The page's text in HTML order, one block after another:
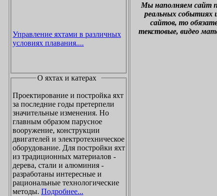
Управление яхтами в различных
условиях плавания....
О яхтах и катерах
Проектирование и постройка яхт
за последние годы претерпели
значительные изменения. Но
главным образом парусное
вооружение, конструкции
двигателей и электротехническое
оборудование. Для постройки яхт
из традиционных материалов -
дерева, стали и алюминия -
разработаны интересные и
рациональные технологические
методы. Подробнее...
Мы наполняем сайт
реальных событиях
сайтов, то
текстовые, видео